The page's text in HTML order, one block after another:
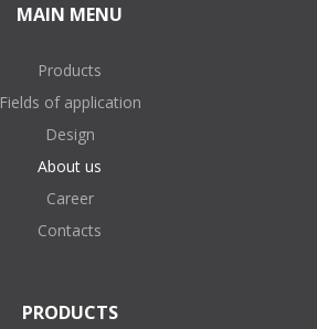
MAIN MENU
Products
Fields of application
Design
About us
Career
Contacts
PRODUCTS